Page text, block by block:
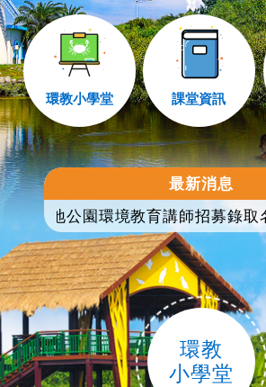
環教小學堂 課堂資訊
最新消息
公園環境教育講師招募錄取名單公布
環教
小學堂